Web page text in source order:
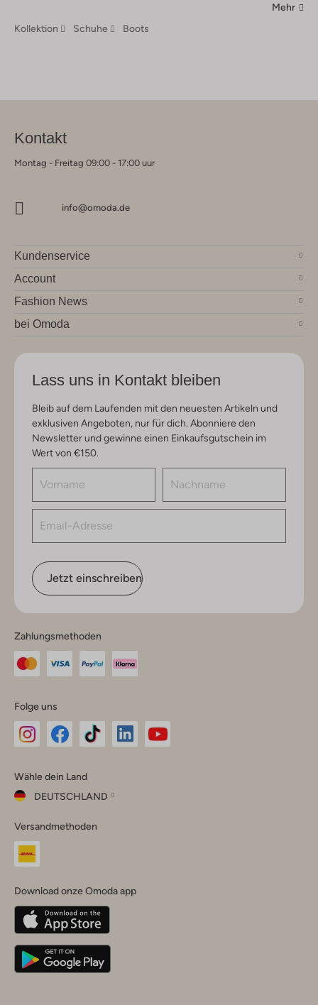
Mehr
Kollektion
Schuhe Boots
Kontakt
Montag - Freitag 09:00 - 17:00 uur
info@omoda.de
Kundenservice
Account
Fashion News
bei Omoda
Lass uns in Kontakt bleiben
Bleib auf dem Laufenden mit den neuesten Artikeln und
exklusiven Angeboten, nur für dich. Abonniere den
Newsletter und gewinne einen Einkaufsgutschein im
Wert von €150.
Jetzt einschreiben
Zahlungsmethoden
Folge uns
Instagram
Facebook
TikTok
Wähle dein Land
DEUTSCHLAND
dein
Land
Belgique(Français)
Deutschland
Versandmethoden
Download onze Omoda app